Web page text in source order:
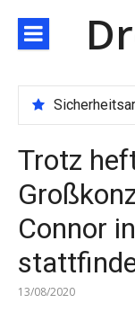
zum
Inhalt
Trotz
Connor
13/08/2020